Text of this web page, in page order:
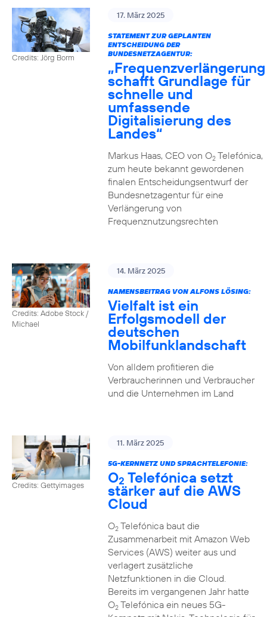
Credits: Jörg Borm
17. März 2025
STATEMENT ZUR GEPLANTEN
ENTSCHEIDUNG DER
BUNDESNETZAGENTUR:
„Frequenzverlängerung
schafft Grundlage für
schnelle und
umfassende
Digitalisierung des
Landes“
Markus Haas, CEO von O2Telefónica,
zum heute bekannt gewordenen
finalen Entscheidungsentwurf der
Bundesnetzagentur für eine
Verlängerung von
Frequenznutzungsrechten
Credits: Adobe Stock /
Michael
14. März 2025
NAMENSBEITRAG VON ALFONS LÖSING:
Vielfalt ist ein
Erfolgsmodell der
deutschen
Mobilfunklandschaft
Von alldem profitieren die
Verbraucherinnen und Verbraucher
und die Unternehmen im Land
Credits: Gettyimages
11. März 2025
5G-KERNNETZ UND SPRACHTELEFONIE:
O2 Telefónica setzt
stärker auf die AWS
Cloud
O2Telefónica baut die
Zusammenarbeit mit Amazon Web
Services (AWS) weiter aus und
verlagert zusätzliche
Netzfunktionen in die Cloud.
Bereits im vergangenen Jahr hatte
O2Telefónica ein neues 5G-